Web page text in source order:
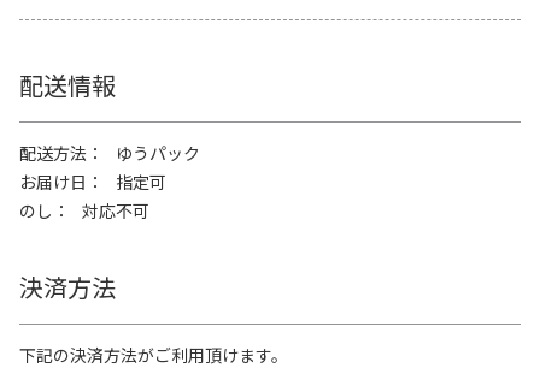
配送情報
配送方法
ゆうパック
お届け日
指定可
のし
対応不可
決済方法
下記の決済方法がご利用頂けます。